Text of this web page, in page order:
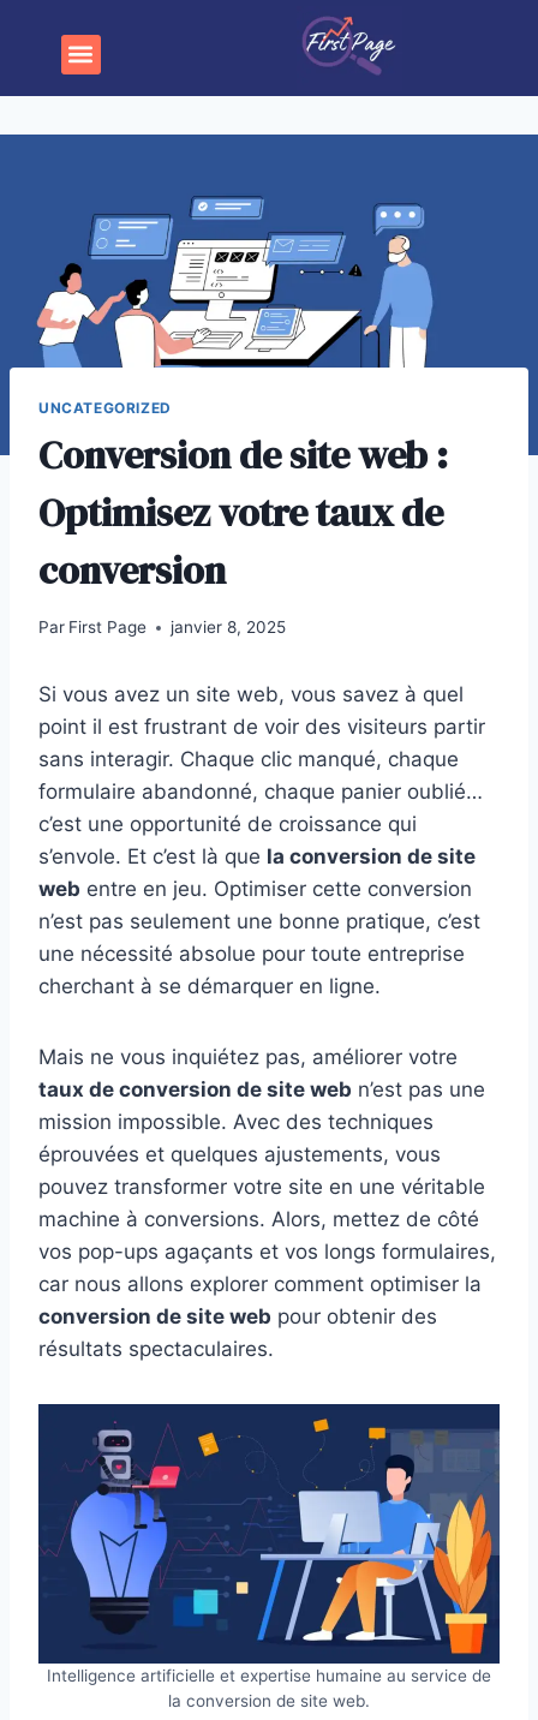
UNCATEGORIZED
Conversion de site web :
Optimisez votre taux de
conversion
Par First Page janvier 8, 2025
Si vous avez un site web, vous savez à quel
point il est frustrant de voir des visiteurs partir
sans interagir. Chaque clic manqué, chaque
formulaire abandonné, chaque panier oublié…
c’est une opportunité de croissance qui
s’envole. Et c’est là que la conversion de site
web entre en jeu. Optimiser cette conversion
n’est pas seulement une bonne pratique, c’est
une nécessité absolue pour toute entreprise
cherchant à se démarquer en ligne.
Mais ne vous inquiétez pas, améliorer votre
taux de conversion de site web n’est pas une
mission impossible. Avec des techniques
éprouvées et quelques ajustements, vous
pouvez transformer votre site en une véritable
machine à conversions. Alors, mettez de côté
vos pop-ups agaçants et vos longs formulaires,
car nous allons explorer comment optimiser la
conversion de site web pour obtenir des
résultats spectaculaires.
Intelligence artificielle et expertise humaine au service de
la conversion de site web.